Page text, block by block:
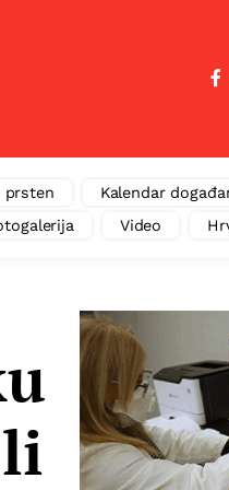
prsten
Kalendar
Video